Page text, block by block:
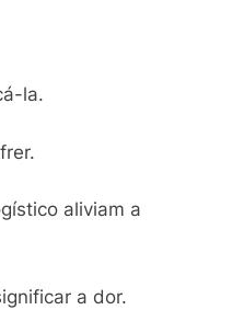
la.
aliviam a
a dor.